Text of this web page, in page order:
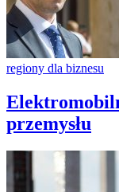
regiony dla biznesu
przemysłu